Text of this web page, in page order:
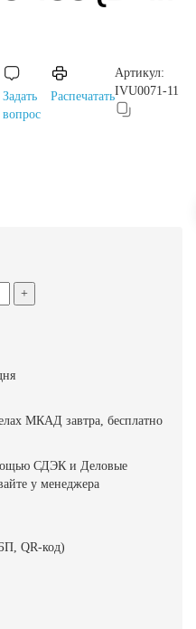
Задать
вопрос
Распечатать
Артикул:
IVU0071-11
+
МКАД завтра, бесплатно
СДЭК и Деловые
у менеджера
QR-код)